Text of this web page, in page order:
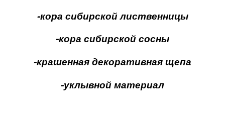
-кора сибирской лиственницы
-кора сибирской сосны
-крашенная декоративная щепа
-уклывной материал